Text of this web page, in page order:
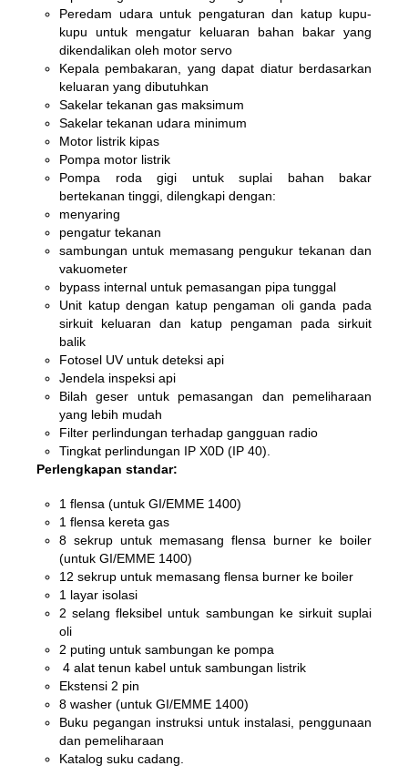
Peredam udara untuk pengaturan dan katup kupu-
kupu untuk mengatur keluaran bahan bakar yang
dikendalikan oleh motor servo
Kepala pembakaran, yang dapat diatur berdasarkan
keluaran yang dibutuhkan
Sakelar tekanan gas maksimum
Sakelar tekanan udara minimum
Motor listrik kipas
Pompa motor listrik
Pompa roda gigi untuk suplai bahan bakar
bertekanan tinggi, dilengkapi dengan:
menyaring
pengatur tekanan
sambungan untuk memasang pengukur tekanan dan
vakuometer
bypass internal untuk pemasangan pipa tunggal
Unit katup dengan katup pengaman oli ganda pada
sirkuit keluaran dan katup pengaman pada sirkuit
balik
Fotosel UV untuk deteksi api
Jendela inspeksi api
Bilah geser untuk pemasangan dan pemeliharaan
yang lebih mudah
Filter perlindungan terhadap gangguan radio
Tingkat perlindungan IP X0D (IP 40).
Perlengkapan standar:
1 flensa (untuk GI/EMME 1400)
1 flensa kereta gas
8 sekrup untuk memasang flensa burner ke boiler
(untuk GI/EMME 1400)
12 sekrup untuk memasang flensa burner ke boiler
1 layar isolasi
2 selang fleksibel untuk sambungan ke sirkuit suplai
oli
2 puting untuk sambungan ke pompa
4 alat tenun kabel untuk sambungan listrik
Ekstensi 2 pin
8 washer (untuk GI/EMME 1400)
Buku pegangan instruksi untuk instalasi, penggunaan
dan pemeliharaan
Katalog suku cadang.